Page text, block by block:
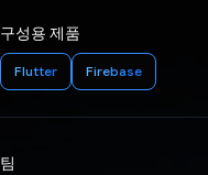
구성용 제품
Flutter Firebase
팀